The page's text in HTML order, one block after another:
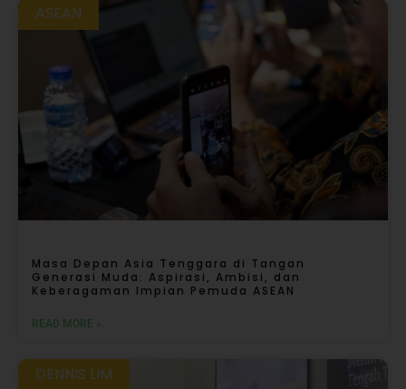
ASEAN
Masa Depan Asia Tenggara di Tangan
Generasi Muda: Aspirasi, Ambisi, dan
Keberagaman Impian Pemuda ASEAN
READ MORE »
DENNIS LIM